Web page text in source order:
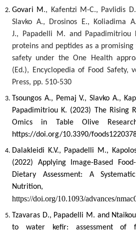
Govari Μ., Kafentzi Μ-C., Pavlidis
Slavko A., Drosinos E., Koliadima
J.,
Papadelli M. and Papadimitriou
proteins and peptides as a
safety under the One Health
(Ed.),
Encyclopedia of Food Safety,
Press, pp. 510-530
Tsoungos A., Pemaj V., Slavko A.,
Papadimitriou K. (2023) The Rising
Omics in Table Olive
https://doi.org/10.3390/
Dalakleidi K.V., Papadelli M.,
(2022) Applying Image-Based
Dietary Assessment: A
Nutrition,
https://doi.org/10.1093/advances/
Tzavaras D., Papadelli M. and
to water kefir: assessment of